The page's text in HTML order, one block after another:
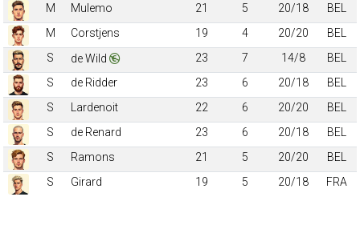
M
Mulemo 21 5 20/18
BEL
M
Corstjens 19 4 20/20
BEL
S
de Wild 23 7 14/8
BEL
S
de Ridder 23 6 20/18
BEL
S
Lardenoit 22 6 20/20
BEL
S
de Renard 23 6 20/18
BEL
S
Ramons 21 5 20/20
BEL
S
Girard 19 5 20/18 FRA